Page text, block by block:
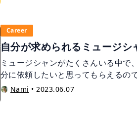
オミュージシャンの具体的な仕事内
器演奏を依頼したいけど、スタジオ
できるの？」などとお考えの方は、
さい。
Career
自分が求められるミュージシ
ミュージシャンがたくさんいる中で
分に依頼したいと思ってもらえるの
ん、演奏の技術は重要ですが、それ
Nami •2023.06.07